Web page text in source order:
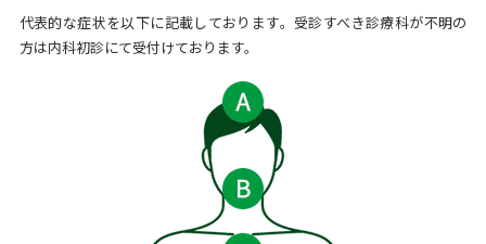
代表的な症状を以下に記載しております。受診すべき診療科が不明の
方は内科初診にて受付けております。